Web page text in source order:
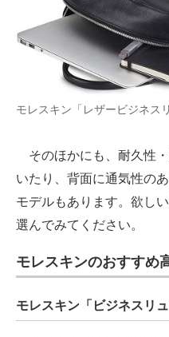
モレスキン「レザービジネス
そのほかにも、耐久性
いたり、背面に通気性の
モデルもあります。欲し
選んでみてください。
モレスキンのおすすめ
モレスキン「ビジネスリュ